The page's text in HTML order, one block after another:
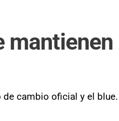
cambio oficial y el